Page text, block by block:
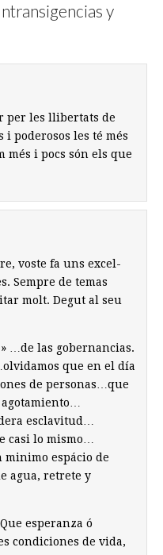
y
per les llibertats de
poderosos les té més
més i pocs són els que
voste fa uns excel-
Sempre de temas
molt. Degut al seu
…de las gobernancias.
que en el día
de personas…que
esclavitud…
casi lo mismo…
espácio de
agua, retrete y
esperanza ó
condiciones de vida,